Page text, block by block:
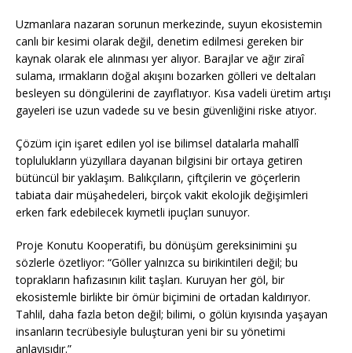
Uzmanlara nazaran sorunun merkezinde, suyun ekosistemin
canlı bir kesimi olarak değil, denetim edilmesi gereken bir
kaynak olarak ele alınması yer alıyor. Barajlar ve ağır ziraî
sulama, ırmakların doğal akışını bozarken gölleri ve deltaları
besleyen su döngülerini de zayıflatıyor. Kısa vadeli üretim artışı
gayeleri ise uzun vadede su ve besin güvenliğini riske atıyor.
Çözüm için işaret edilen yol ise bilimsel datalarla mahallî
toplulukların yüzyıllara dayanan bilgisini bir ortaya getiren
bütüncül bir yaklaşım. Balıkçıların, çiftçilerin ve göçerlerin
tabiata dair müşahedeleri, birçok vakit ekolojik değişimleri
erken fark edebilecek kıymetli ipuçları sunuyor.
Proje Konutu Kooperatifi, bu dönüşüm gereksinimini şu
sözlerle özetliyor: “Göller yalnızca su birikintileri değil; bu
toprakların hafızasının kilit taşları. Kuruyan her göl, bir
ekosistemle birlikte bir ömür biçimini de ortadan kaldırıyor.
Tahlil, daha fazla beton değil; bilimi, o gölün kıyısında yaşayan
insanların tecrübesiyle buluşturan yeni bir su yönetimi
anlayışıdır.”